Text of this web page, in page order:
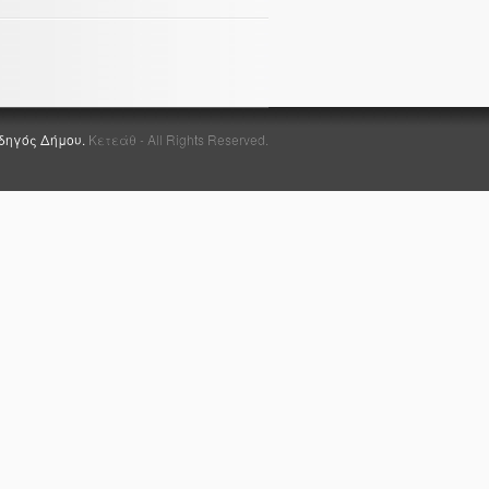
Δήμου. Κετεάθ - All Rights Reserved.